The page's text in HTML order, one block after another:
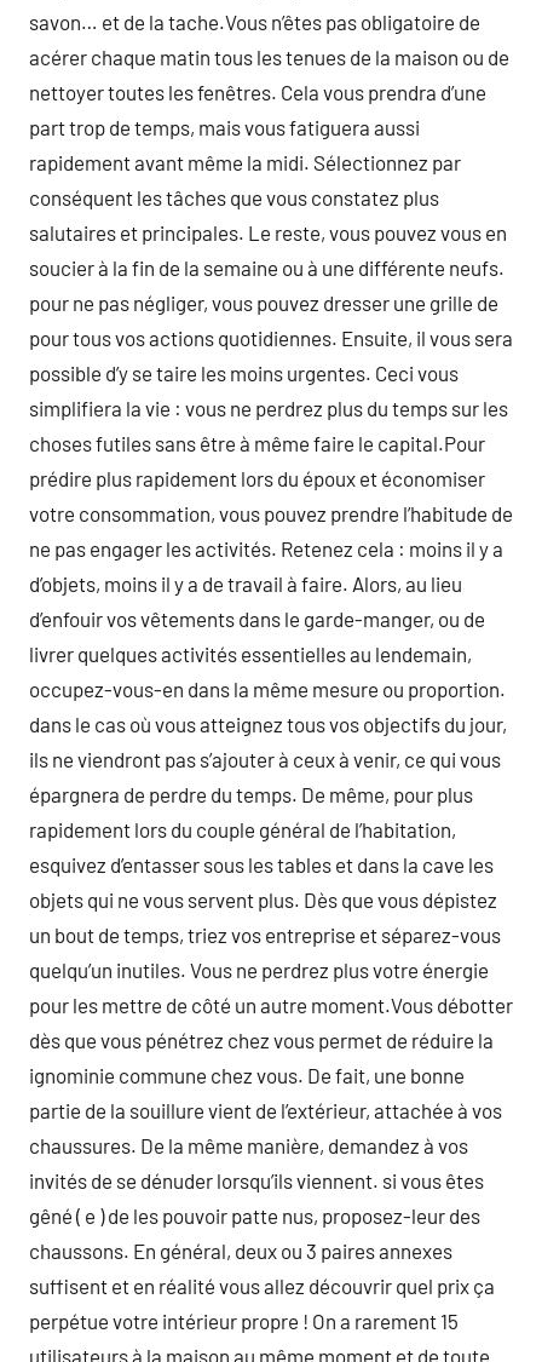
savon… et de la tache.Vous n’êtes pas obligatoire de
acérer chaque matin tous les tenues de la maison ou de
nettoyer toutes les fenêtres. Cela vous prendra d’une
part trop de temps, mais vous fatiguera aussi
rapidement avant même la midi. Sélectionnez par
conséquent les tâches que vous constatez plus
salutaires et principales. Le reste, vous pouvez vous en
soucier à la fin de la semaine ou à une différente neufs.
pour ne pas négliger, vous pouvez dresser une grille de
pour tous vos actions quotidiennes. Ensuite, il vous sera
possible d’y se taire les moins urgentes. Ceci vous
simplifiera la vie : vous ne perdrez plus du temps sur les
choses futiles sans être à même faire le capital.Pour
prédire plus rapidement lors du époux et économiser
votre consommation, vous pouvez prendre l’habitude de
ne pas engager les activités. Retenez cela : moins il y a
d’objets, moins il y a de travail à faire. Alors, au lieu
d’enfouir vos vêtements dans le garde-manger, ou de
livrer quelques activités essentielles au lendemain,
occupez-vous-en dans la même mesure ou proportion.
dans le cas où vous atteignez tous vos objectifs du jour,
ils ne viendront pas s’ajouter à ceux à venir, ce qui vous
épargnera de perdre du temps. De même, pour plus
rapidement lors du couple général de l’habitation,
esquivez d’entasser sous les tables et dans la cave les
objets qui ne vous servent plus. Dès que vous dépistez
un bout de temps, triez vos entreprise et séparez-vous
quelqu’un inutiles. Vous ne perdrez plus votre énergie
pour les mettre de côté un autre moment.Vous débotter
dès que vous pénétrez chez vous permet de réduire la
ignominie commune chez vous. De fait, une bonne
partie de la souillure vient de l’extérieur, attachée à vos
chaussures. De la même manière, demandez à vos
invités de se dénuder lorsqu’ils viennent. si vous êtes
gêné ( e ) de les pouvoir patte nus, proposez-leur des
chaussons. En général, deux ou 3 paires annexes
suffisent et en réalité vous allez découvrir quel prix ça
perpétue votre intérieur propre ! On a rarement 15
utilisateurs à la maison au même moment et de toute